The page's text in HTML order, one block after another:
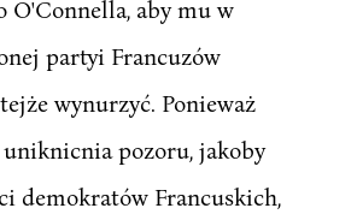
O'Connella, aby mu w
partyi Francuzów
wynurzyć. Ponieważ
pozoru, jakoby
demokratów Francuskich,